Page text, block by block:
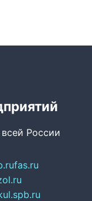
России
fas.ru